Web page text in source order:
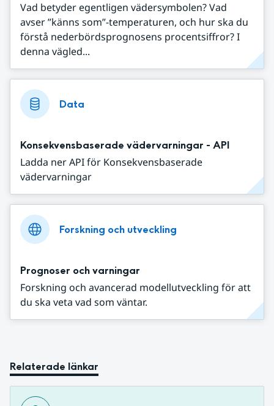
Vad betyder egentligen vädersymbolen? Vad
avser ”känns som”-temperaturen, och hur ska du
förstå nederbördsprognosens procentsiffror? I
denna vägled...
Data
Konsekvensbaserade vädervarningar - API
Ladda ner API för Konsekvensbaserade
vädervarningar
Forskning och utveckling
Prognoser och varningar
Forskning och avancerad modellutveckling för att
du ska veta vad som väntar.
Relaterade länkar